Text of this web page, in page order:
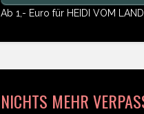
Ab 1,- Euro für HEIDI VOM
NICHTS MEHR